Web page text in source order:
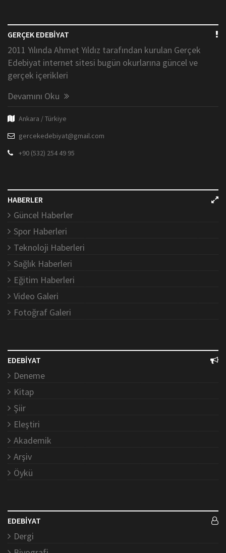
GERÇEK EDEBİYAT
2011 Yılında Ahmet Yıldız tarafından kurulan Gerçek
Edebiyat internet sitesi bugün okurlarına güncel ve
gerçek içerikleri
Devamını Oku
Ankara / Türkiye
gercekedebiyat@gmail.com
+90 (532) 254 49 95
HABERLER
Güncel Haberler
Spor Haberleri
Teknoloji Haberleri
Sağlık Haberleri
Eğitim Haberleri
Video Galeri
Fotoğraf Galeri
EDEBİYAT
Deneme
Kitap
Şiir
Eleştiri
Akademik
Arşiv
Öykü
EDEBİYAT
Dergi